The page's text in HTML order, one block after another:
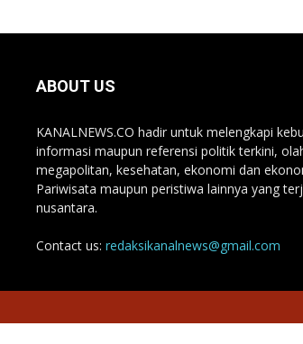
ABOUT US
KANALNEWS.CO hadir untuk melengkapi
informasi maupun referensi politik terkini,
megapolitan, kesehatan, ekonomi dan
Pariwisata maupun peristiwa lainnya yang
nusantara.
Contact us: redaksikanalnews@gmail.com